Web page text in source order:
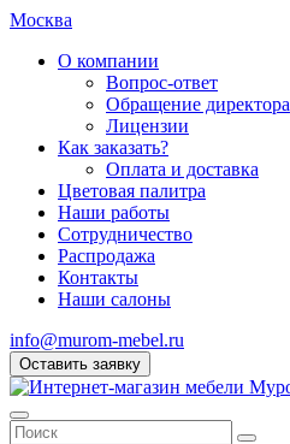
Москва
О компании
Вопрос-ответ
Обращение директора
Лицензии
Как заказать?
Оплата и доставка
Цветовая палитра
Наши работы
Сотрудничество
Распродажа
Контакты
Наши салоны
info@murom-mebel.ru
Оставить заявку